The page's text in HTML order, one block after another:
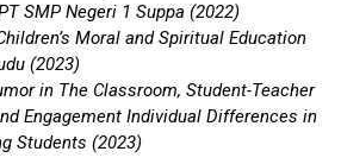
SMP Negeri 1 Suppa (2022)
Moral and Spiritual Education
(2023)
in The Classroom, Student-Teacher
Engagement Individual Differences in
Students (2023)